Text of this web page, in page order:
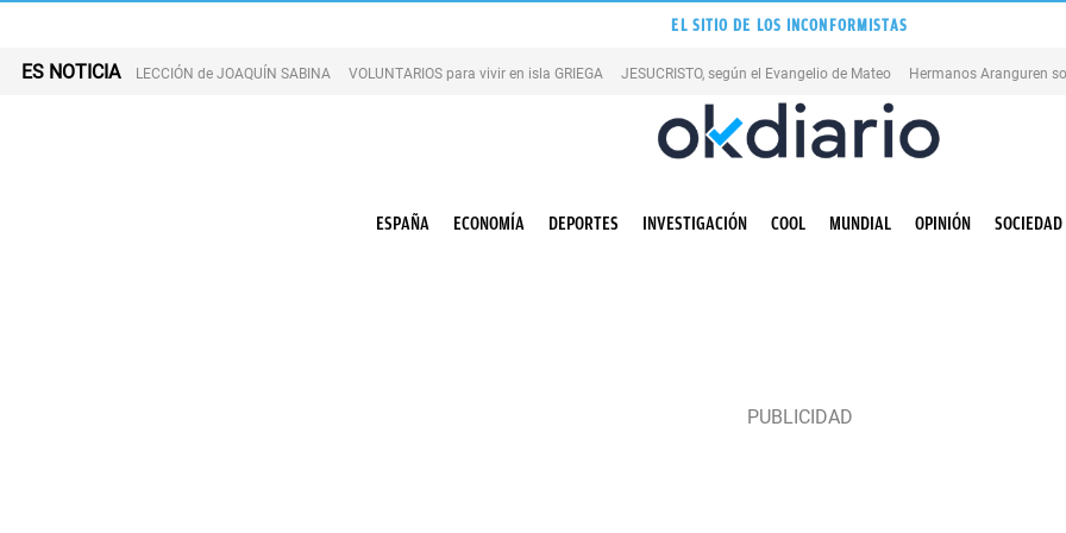
EL SITIO DE LOS INCONFORMISTAS
ES NOTICIA LECCIÓN de JOAQUÍN SABINA VOLUNTARIOS para vivir en isla GRIEGA JESUCRISTO, según el Evangelio de Mateo Hermanos Aranguren
ESPAÑA ECONOMÍA DEPORTES INVESTIGACIÓN COOL MUNDIAL OPINIÓN SOCIEDAD